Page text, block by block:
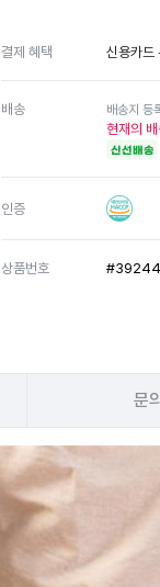
결제 혜택 신용카드
배송 배송지 등
현재의
신선배송
인증
상품번호 #
문의